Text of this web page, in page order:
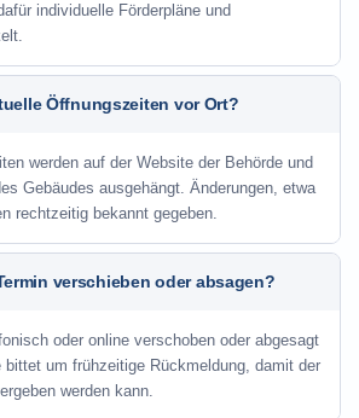
individuelle Förderpläne und
Öffnungszeiten vor Ort?
werden auf der Website der Behörde und
Gebäudes ausgehängt. Änderungen, etwa
rechtzeitig bekannt gegeben.
verschieben oder absagen?
oder online verschoben oder abgesagt
bittet um frühzeitige Rückmeldung, damit der
werden kann.